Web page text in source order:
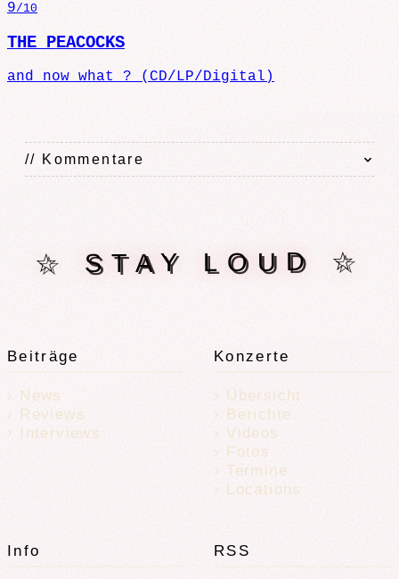
9/10
THE PEACOCKS
and now what ? (CD/LP/Digital)
// Kommentare
☆ STAY LOUD ☆
Beiträge
News
Reviews
Interviews
Konzerte
Übersicht
Berichte
Videos
Fotos
Termine
Locations
Info RSS